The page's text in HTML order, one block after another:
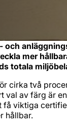
och
mer
totala
cirka två
val av färg är
viktiga
hållbar.